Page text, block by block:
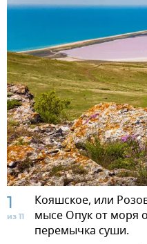
1
из 11
Кояшское, или
мысе Опук от моря
перемычка суши.